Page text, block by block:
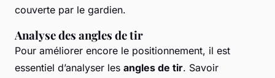
couverte par le gardien.
Analyse des angles de tir
Pour améliorer encore le positionnement, il est
essentiel d’analyser les angles de tir. Savoir